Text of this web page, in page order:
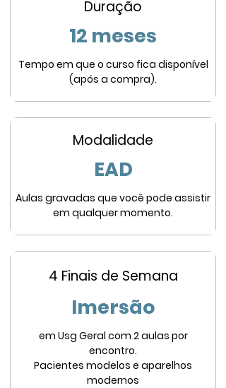
Duração
12 meses
Tempo em que o curso fica disponível
(após a compra).
Modalidade
EAD
Aulas gravadas que você pode assistir
em qualquer momento.
4 Finais de Semana
Imersão
em Usg Geral com 2 aulas por
encontro.
Pacientes modelos e aparelhos
modernos